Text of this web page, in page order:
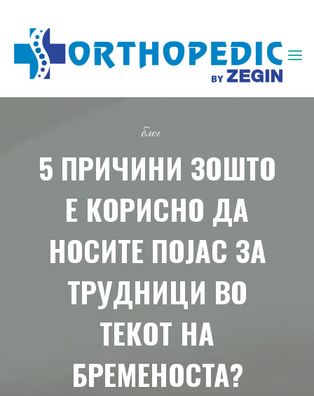
ЗЕГИН
блог
5 ПРИЧИНИ ЗОШТО
Е КОРИСНО ДА
НОСИТЕ ПОЈАС ЗА
ТРУДНИЦИ ВО
ТЕКОТ НА
БРЕМЕНОСТА?